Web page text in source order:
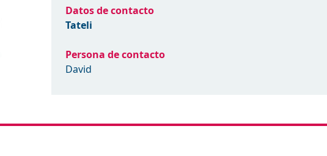
Datos de contacto
Tateli
Persona de contacto
David